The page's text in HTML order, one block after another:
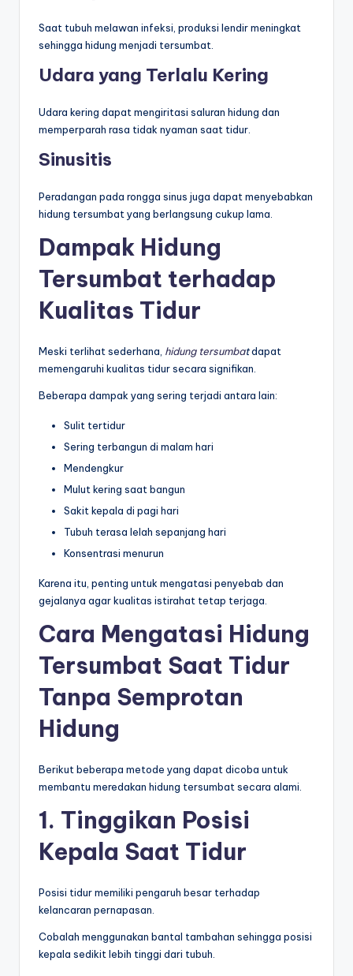
Saat tubuh melawan infeksi, produksi lendir meningkat
sehingga hidung menjadi tersumbat.
Udara yang Terlalu Kering
Udara kering dapat mengiritasi saluran hidung dan
memperparah rasa tidak nyaman saat tidur.
Sinusitis
Peradangan pada rongga sinus juga dapat menyebabkan
hidung tersumbat yang berlangsung cukup lama.
Dampak Hidung
Tersumbat terhadap
Kualitas Tidur
Meski terlihat sederhana, hidung tersumbatdapat
memengaruhi kualitas tidur secara signifikan.
Beberapa dampak yang sering terjadi antara lain:
Sulit tertidur
Sering terbangun di malam hari
Mendengkur
Mulut kering saat bangun
Sakit kepala di pagi hari
Tubuh terasa lelah sepanjang hari
Konsentrasi menurun
Karena itu, penting untuk mengatasi penyebab dan
gejalanya agar kualitas istirahat tetap terjaga.
Cara Mengatasi Hidung
Tersumbat Saat Tidur
Tanpa Semprotan
Hidung
Berikut beberapa metode yang dapat dicoba untuk
membantu meredakan hidung tersumbat secara alami.
1. Tinggikan Posisi
Kepala Saat Tidur
Posisi tidur memiliki pengaruh besar terhadap
kelancaran pernapasan.
Cobalah menggunakan bantal tambahan sehingga posisi
kepala sedikit lebih tinggi dari tubuh.